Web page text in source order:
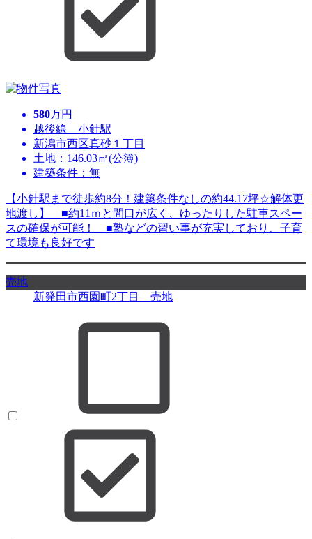
580万円
越後線 小針駅
新潟市西区真砂１丁目
土地：146.03㎡(公簿)
建築条件：無
【小針駅まで徒歩約8分！建築条件なしの約44.17坪☆解体更
地渡し】 ■約11ｍと間口が広く、ゆったりした駐車スペー
スの確保が可能！ ■塾などの習い事が充実しており、子育
て環境も良好です
売地
新発田市西園町2丁目 売地